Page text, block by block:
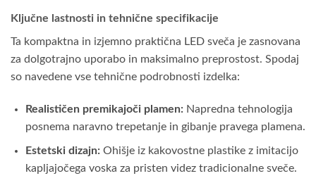
Ključne lastnosti in tehnične specifikacije
Ta kompaktna in izjemno praktična LED sveča je zasnovana
za dolgotrajno uporabo in maksimalno preprostost. Spodaj
so navedene vse tehnične podrobnosti izdelka:
Realističen premikajoči plamen:Napredna tehnologija
posnema naravno trepetanje in gibanje pravega plamena.
Estetski dizajn:Ohišje iz kakovostne plastike z imitacijo
kapljajočega voska za pristen videz tradicionalne sveče.